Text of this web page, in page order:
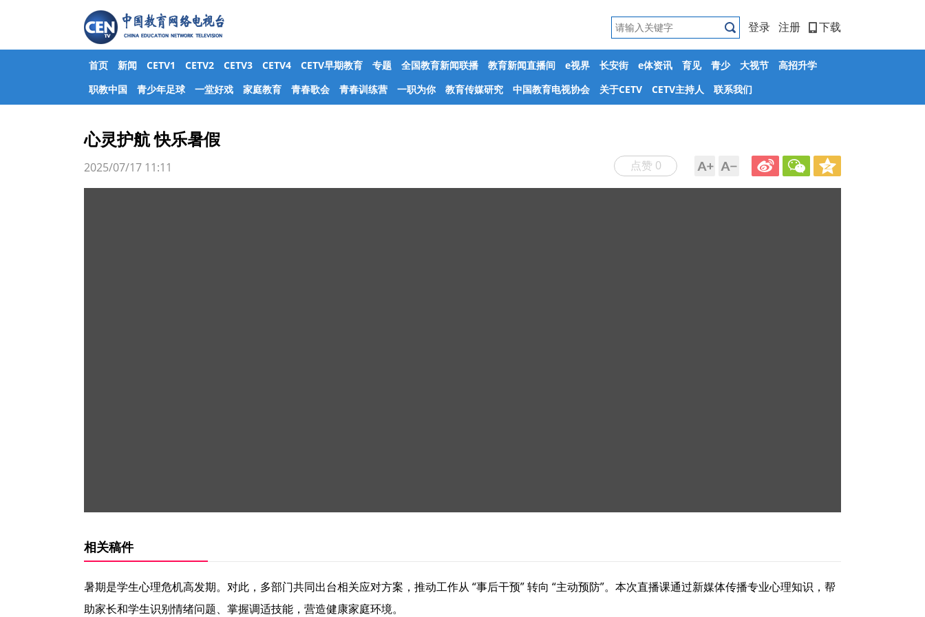
登录 注册 下载
首页 新闻 CETV1 CETV2 CETV3 CETV4 CETV早期教育 专题 全国教育新闻联播 教育新闻直播间 e视界 长安街 e体资讯 育见 青少 大视节
高招升学
职教中国
青少年足球 一堂好戏 家庭教育 青春歌会 青春训练营 一职为你 教育传媒研究 中国教育电视协会 关于CETV CETV主持人 联系我们
心灵护航 快乐暑假
点赞 0
2025/07/17 11:11
相关稿件
暑期是学生心理危机高发期。对此，多部门共同出台相关应对方案，推动工作从 “事后干预” 转向 “主动预防”。本次直播课通过新媒体传播专业心理知识，帮
助家长和学生识别情绪问题、掌握调适技能，营造健康家庭环境。